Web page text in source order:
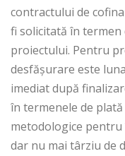
contractului de
fi solicitată în termen
proiectului. Pentru
desfășurare este
imediat după
în termenele de
metodologice
dar nu mai târziu de